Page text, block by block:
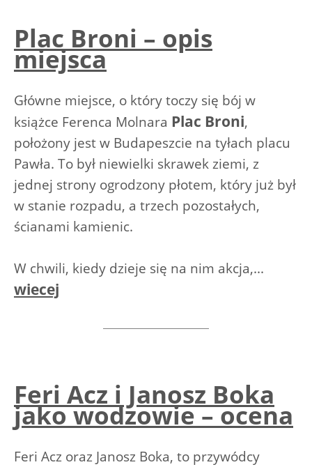
Plac Broni – opis
miejsca
Główne miejsce, o który toczy się bój w
książce Ferenca Molnara Plac Broni,
położony jest w Budapeszcie na tyłach placu
Pawła. To był niewielki skrawek ziemi, z
jednej strony ogrodzony płotem, który już był
w stanie rozpadu, a trzech pozostałych,
ścianami kamienic.
W chwili, kiedy dzieje się na nim akcja,...
wiecej
Feri Acz i Janosz Boka
jako wodzowie – ocena
Feri Acz oraz Janosz Boka, to przywódcy